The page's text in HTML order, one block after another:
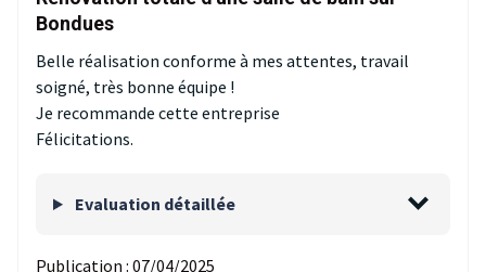
Bondues
Belle réalisation conforme à mes attentes, travail
soigné, très bonne équipe !
Je recommande cette entreprise
Félicitations.
Evaluation détaillée
Publication : 07/04/2025